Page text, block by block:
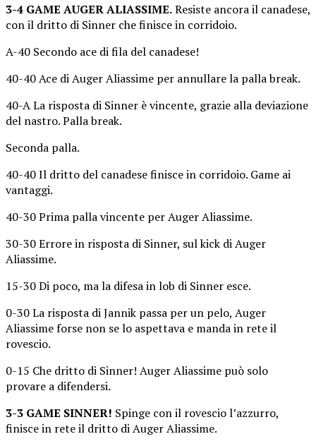
3-4 GAME AUGER ALIASSIME.Resiste ancora il canadese,
con il dritto di Sinner che finisce in corridoio.
A-40 Secondo ace di fila del canadese!
40-40 Ace di Auger Aliassime per annullare la palla break.
40-A La risposta di Sinner è vincente, grazie alla deviazione
del nastro. Palla break.
Seconda palla.
40-40 Il dritto del canadese finisce in corridoio. Game ai
vantaggi.
40-30 Prima palla vincente per Auger Aliassime.
30-30 Errore in risposta di Sinner, sul kick di Auger
Aliassime.
15-30 Di poco, ma la difesa in lob di Sinner esce.
0-30 La risposta di Jannik passa per un pelo, Auger
Aliassime forse non se lo aspettava e manda in rete il
rovescio.
0-15 Che dritto di Sinner! Auger Aliassime può solo
provare a difendersi.
3-3 GAME SINNER! Spinge con il rovescio l’azzurro,
finisce in rete il dritto di Auger Aliassime.